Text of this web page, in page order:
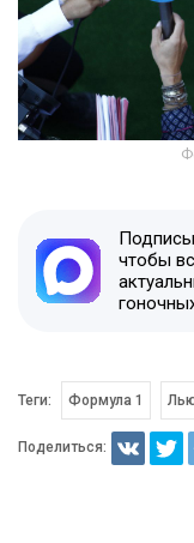
чтобы
Теги: Формула 1
Поделиться: